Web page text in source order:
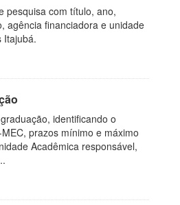
pesquisa com título, ano,
agência financiadora e unidade
Itajubá.
identificando o
prazos mínimo e máximo
Acadêmica responsável,